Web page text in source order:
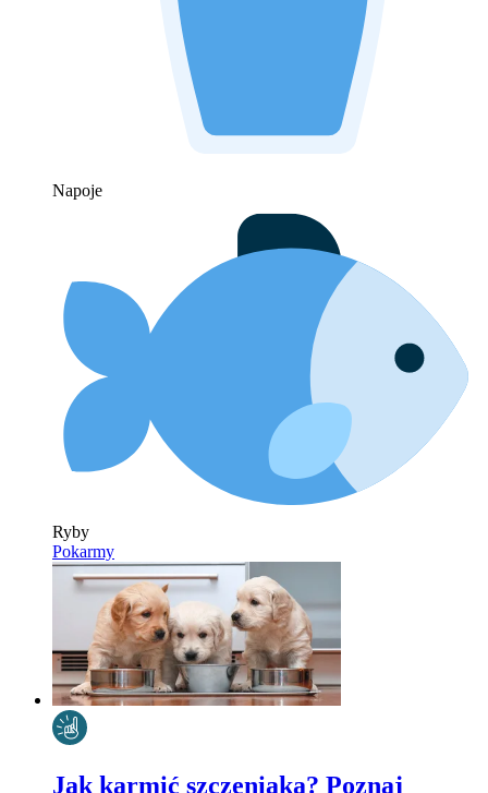
Napoje
Ryby
Pokarmy
Jak karmić szczeniaka? Poznaj